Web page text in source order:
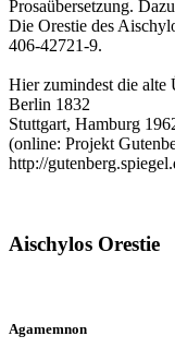
Prosaübersetzung.
Die Orestie des
406-42721-9.
Hier zumindest die alte
Berlin 1832
Stuttgart, Hamburg
(online: Projekt
http://
Aischylos Orestie
Agamemnon